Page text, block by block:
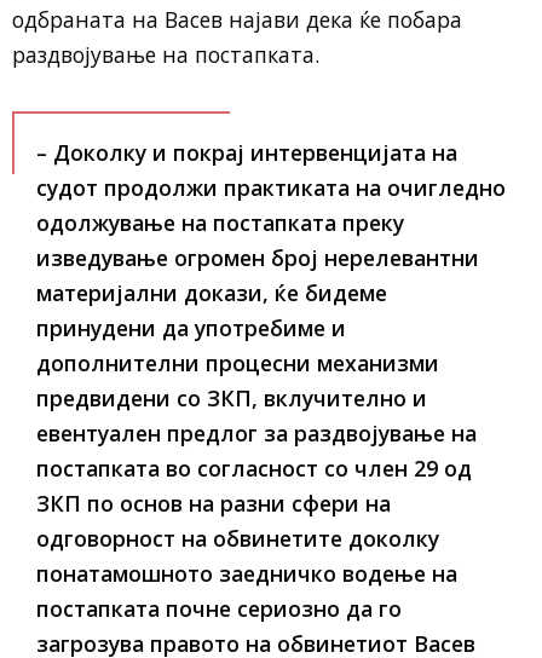
одбраната на Васев најави дека ќе побара
раздвојување на постапката.
– Доколку и покрај интервенцијата на
судот продолжи практиката на очигледно
одолжување на постапката преку
изведување огромен број нерелевантни
материјални докази, ќе бидеме
принудени да употребиме и
дополнителни процесни механизми
предвидени со ЗКП, вклучително и
евентуален предлог за раздвојување на
постапката во согласност со член 29 од
ЗКП по основ на разни сфери на
одговорност на обвинетите доколку
понатамошното заедничко водење на
постапката почне сериозно да го
загрозува правото на обвинетиот Васев